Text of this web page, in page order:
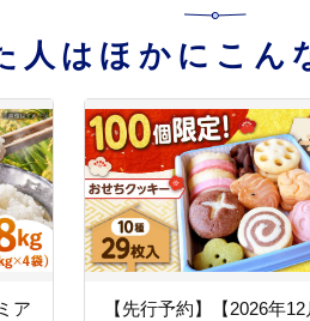
人はほかにこん
ア
【先行予約】【2026年12